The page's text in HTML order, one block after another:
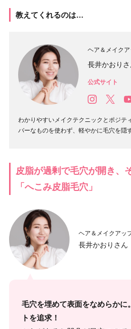
教えてくれるのは…
ヘア＆メイク
長井かおりさ
公式サイト
わかりやすいメイクテクニックとポジテ
バーなものを使わず、軽やかに毛穴を隠
皮脂が過剰で毛穴が開き、
「へこみ皮脂毛穴」
ヘア＆メイクアッ
長井かおりさん
毛穴を埋めて表面をなめらかに
トを追求！